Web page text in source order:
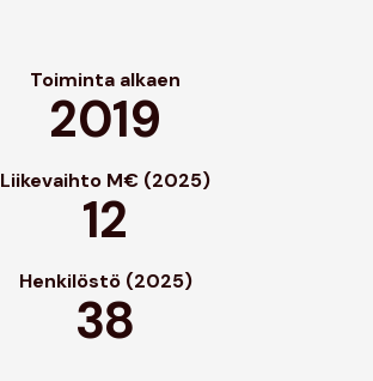
Toiminta alkaen
2019
Liikevaihto M€ (2025)
12
Henkilöstö (2025)
38